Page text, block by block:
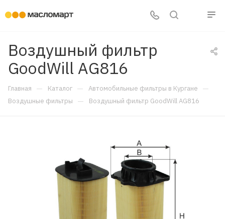
Воздушный фильтр
GoodWill AG816
Главная — Каталог — Автомобильные фильтры в Кургане —
Воздушные фильтры — Воздушный фильтр GoodWill AG816